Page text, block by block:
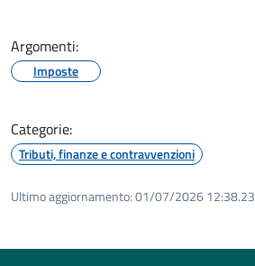
Argomenti:
Imposte
Categorie:
Tributi, finanze e contravvenzioni
Ultimo aggiornamento:01/07/2026 12:38.23